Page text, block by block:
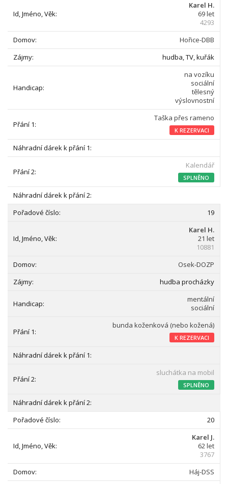
Karel H.
69 let
4293
Hořice-DBB
hudba, TV, kuřák
na vozíku
sociální
tělesný
výslovnostní
Taška přes rameno
K REZERVACI
Kalendář
SPLNĚNO
19
Karel H.
21 let
10881
Osek-DOZP
hudba procházky
mentální
sociální
bunda koženková (nebo kožená)
K REZERVACI
sluchátka na mobil
SPLNĚNO
20
Karel J.
62 let
3767
Háj-DSS